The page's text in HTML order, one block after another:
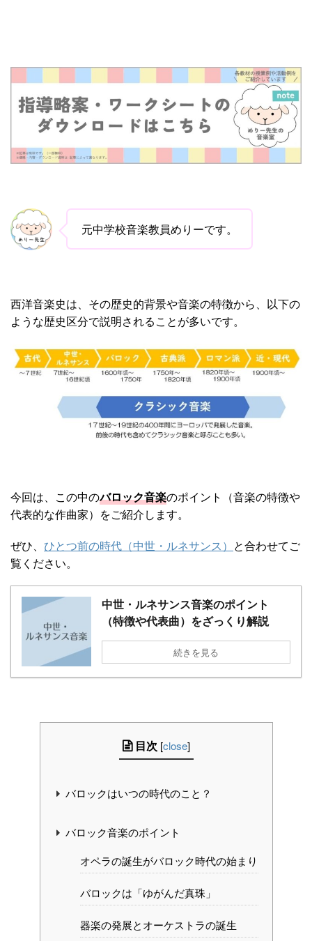
元中学校音楽教員めりーです。
西洋音楽史は、その歴史的背景や音楽の特徴から、以下の
ような歴史区分で説明されることが多いです。
今回は、この中のバロック音楽のポイント（音楽の特徴や
代表的な作曲家）をご紹介します。
ぜひ、 ひとつ前の時代（中世・ルネサンス） と合わせてご
覧ください。
中世・ルネサンス音楽のポイント
（特徴や代表曲）をざっくり解説
続きを見る
目次 [close]
バロックはいつの時代のこと？
バロック音楽のポイント
オペラの誕生がバロック時代の始まり
バロックは「ゆがんだ真珠」
器楽の発展とオーケストラの誕生